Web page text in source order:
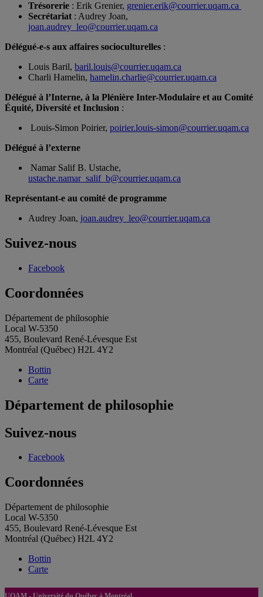
Trésorerie : Erik Grenier, grenier.erik@courrier.uqam.ca
Secrétariat : Audrey Joan,
joan.audrey_leo@courrier.uqam.ca
Délégué-e-s aux affaires socioculturelles :
Louis Baril, baril.louis@courrier.uqam.ca
Charli Hamelin, hamelin.charlie@courrier.uqam.ca
Délégué à l’Interne, à la Plénière Inter-Modulaire et au Comité
Équité, Diversité et Inclusion :
Louis-Simon Poirier, poirier.louis-simon@courrier.uqam.ca
Délégué à l’externe
Namar Salif B. Ustache,
ustache.namar_salif_b@courrier.uqam.ca
Représentant-e au comité de programme
Audrey Joan, joan.audrey_leo@courrier.uqam.ca
Suivez-nous
Facebook
Coordonnées
Département de philosophie
Local W-5350
455, Boulevard René-Lévesque Est
Montréal (Québec) H2L 4Y2
Bottin
Carte
Département de philosophie
Suivez-nous
Facebook
Coordonnées
Département de philosophie
Local W-5350
455, Boulevard René-Lévesque Est
Montréal (Québec) H2L 4Y2
Bottin
Carte